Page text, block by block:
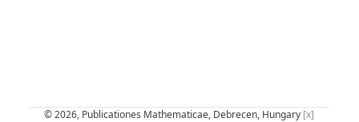
© 2026, Publicationes Mathematicae, Debrecen, Hungary [x]